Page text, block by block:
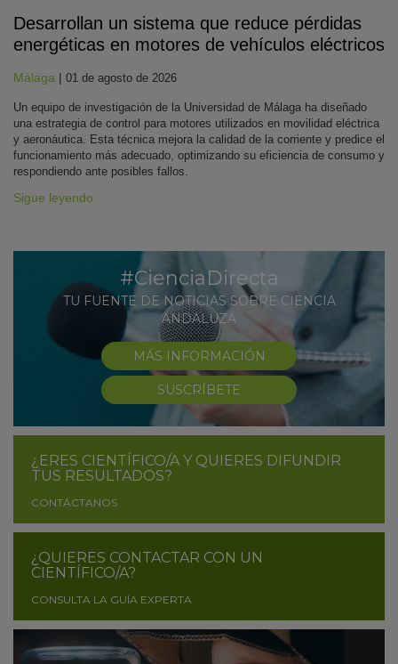
Desarrollan un sistema que reduce pérdidas
energéticas en motores de vehículos eléctricos
Málaga | 01 de agosto de 2026
Un equipo de investigación de la Universidad de Málaga ha diseñado
una estrategia de control para motores utilizados en movilidad eléctrica
y aeronáutica. Esta técnica mejora la calidad de la corriente y predice el
funcionamiento más adecuado, optimizando su eficiencia de consumo y
respondiendo ante posibles fallos.
Sigue leyendo
#CienciaDirecta
TU FUENTE DE NOTICIAS SOBRE CIENCIA
ANDALUZA
MÁS INFORMACIÓN
SUSCRÍBETE
¿ERES CIENTÍFICO/A Y QUIERES DIFUNDIR
TUS RESULTADOS?
CONTÁCTANOS
¿QUIERES CONTACTAR CON UN
CIENTÍFICO/A?
CONSULTA LA GUÍA EXPERTA